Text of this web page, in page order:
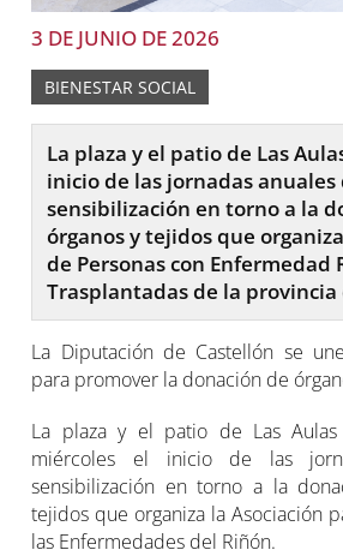
3 DE JUNIO DE 2026
BIENESTAR SOCIAL
La plaza y el patio de Las
inicio de las jornadas anuales
sensibilización en torno a la
órganos y tejidos que
de Personas con Enfermedad
Trasplantadas de la provincia
La Diputación de Castellón se
para promover la donación de
La plaza y el patio de Las
miércoles el inicio de las
sensibilización en torno a la
tejidos que organiza la Asociación
las Enfermedades del Riñón.